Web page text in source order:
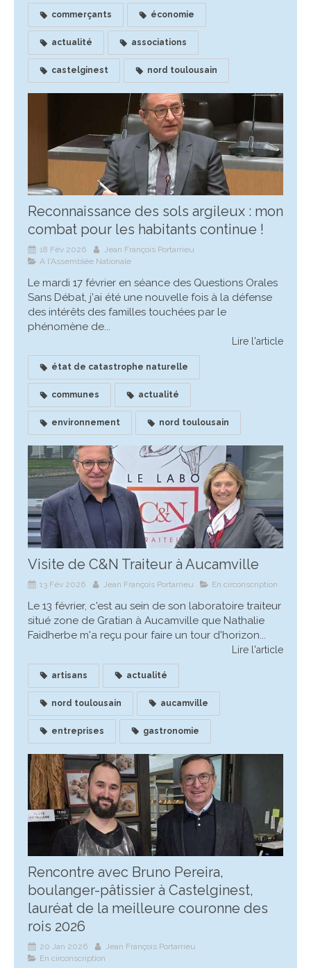
commerçants économie
actualité associations
castelginest nord toulousain
Reconnaissance des sols argileux : mon
combat pour les habitants continue !
18 Fév 2026
Jean François Portarrieu
A l'Assemblée Nationale
Le mardi 17 février en séance des Questions Orales
Sans Débat, j'ai été une nouvelle fois à la défense
des intérêts des familles touchées par le
phénomène de...
Lire l'article
état de catastrophe naturelle
communes actualité
environnement nord toulousain
Visite de C&N Traiteur à Aucamville
13 Fév 2026 Jean François Portarrieu En circonscription
Le 13 février, c'est au sein de son laboratoire traiteur
situé zone de Gratian à Aucamville que Nathalie
Faidherbe m'a reçu pour faire un tour d'horizon...
Lire l'article
artisans actualité
nord toulousain aucamville
entreprises gastronomie
Rencontre avec Bruno Pereira,
boulanger-pâtissier à Castelginest,
lauréat de la meilleure couronne des
rois 2026
20 Jan 2026
Jean François Portarrieu
En circonscription